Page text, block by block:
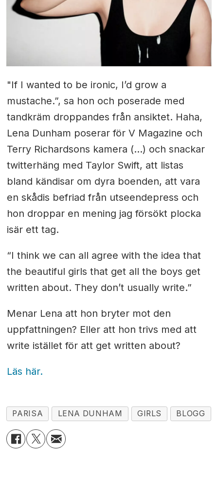
"If I wanted to be ironic, I’d grow a
mustache.”, sa hon och poserade med
tandkräm droppandes från ansiktet. Haha,
Lena Dunham poserar för V Magazine och
Terry Richardsons kamera (...) och snackar
twitterhäng med Taylor Swift, att listas
bland kändisar om dyra boenden, att vara
en skådis befriad från utseendepress och
hon droppar en mening jag försökt plocka
isär ett tag.
“I think we can all agree with the idea that
the beautiful girls that get all the boys get
written about. They don’t usually write.”
Menar Lena att hon bryter mot den
uppfattningen? Eller att hon trivs med att
write istället för att get written about?
Läs här.
PARISA LENA DUNHAM GIRLS BLOGG